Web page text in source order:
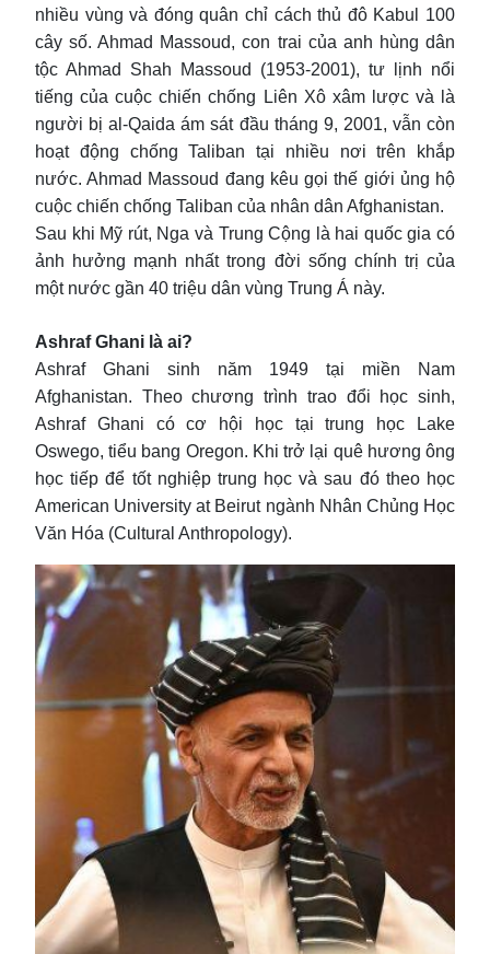
nhiều vùng và đóng quân chỉ cách thủ đô Kabul 100
cây số. Ahmad Massoud, con trai của anh hùng dân
tộc Ahmad Shah Massoud (1953-2001), tư lịnh nổi
tiếng của cuộc chiến chống Liên Xô xâm lược và là
người bị al-Qaida ám sát đầu tháng 9, 2001, vẫn còn
hoạt động chống Taliban tại nhiều nơi trên khắp
nước. Ahmad Massoud đang kêu gọi thế giới ủng hộ
cuộc chiến chống Taliban của nhân dân Afghanistan.
Sau khi Mỹ rút, Nga và Trung Cộng là hai quốc gia có
ảnh hưởng mạnh nhất trong đời sống chính trị của
một nước gần 40 triệu dân vùng Trung Á này.
Ashraf Ghani là ai?
Ashraf Ghani sinh năm 1949 tại miền Nam
Afghanistan. Theo chương trình trao đổi học sinh,
Ashraf Ghani có cơ hội học tại trung học Lake
Oswego, tiểu bang Oregon. Khi trở lại quê hương ông
học tiếp để tốt nghiệp trung học và sau đó theo học
American University at Beirut ngành Nhân Chủng Học
Văn Hóa (Cultural Anthropology).